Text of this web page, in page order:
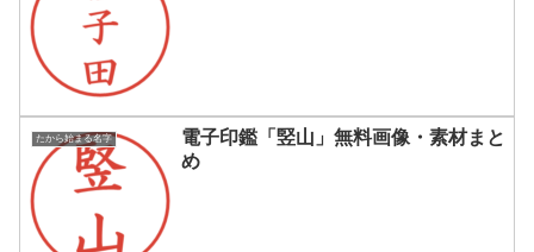
たから始まる名字
電子印鑑「竪山」無料画像・素材まと
め